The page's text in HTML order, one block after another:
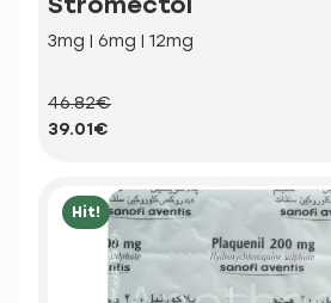
3mg | 6mg | 12mg
46.82€
39.01€
Hit!